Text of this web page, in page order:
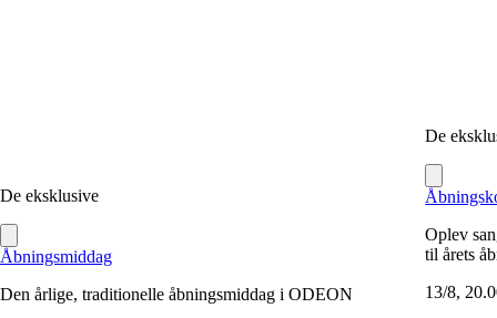
De eksklusive
Åbningsmiddag
Den årlige, traditionelle åbningsmiddag i ODEON
De
Oplev
til årets
13/8,